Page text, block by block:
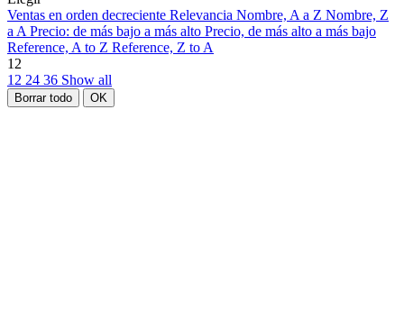
Ventas en orden decreciente Relevancia Nombre, A a Z Nombre, Z
a APrecio: de más bajo a más alto Precio, de más alto a más bajo
Reference, A to Z Reference, Z to A
12
12 24 36 Show all
Borrar todo OK